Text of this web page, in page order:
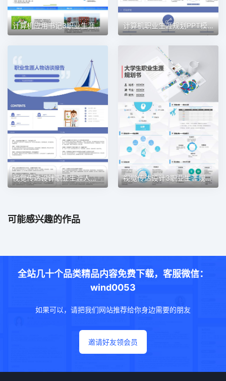
计算机应用书记3职业生涯规划PPT模板 计算机职业生涯规划PPT模板
视觉传达设计职业生涯人物访谈职业生涯规划PPT模板 视觉传达设计3职业生涯规划PPT模板
可能感兴趣的作品
全站几十个品类精品内容免费下载，客服微信：
wind0053
如果可以，请把我们网站推荐给你身边需要的朋友
邀请好友领会员